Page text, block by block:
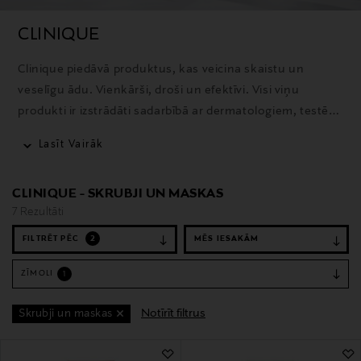
CLINIQUE
Clinique piedāvā produktus, kas veicina skaistu un
veselīgu ādu. Vienkārši, droši un efektīvi. Visi viņu
produkti ir izstrādāti sadarbībā ar dermatologiem, testēti
Lasīt Vairāk
CLINIQUE - SKRUBJI UN MASKAS
7 Rezultāti
FILTRĒT PĒC 2
ZĪMOLI
Skrubji un maskas Notīrīt filtrus